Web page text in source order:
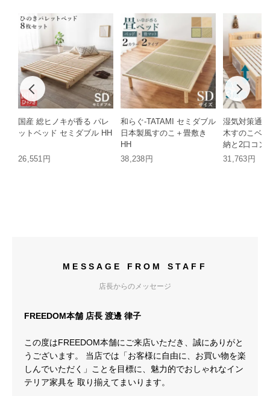
国産 総ヒノキが香る パレ
ットベッド セミダブル HH
26,551円
和らぐ-TATAMI セミダブル
日本製風すのこ＋畳敷き
HH
38,238円
湿気対策通
木すのこベ
納と2口コン
ザイン セミ
31,763円
MESSAGE FROM STAFF
店長からのメッセージ
FREEDOM本舗 店長 渡邊 律子
この度はFREEDOM本舗にご来店いただき、誠にありがと
うございます。 当店では「お客様に自由に、お買い物を楽
しんでいただく」ことを目標に、魅力的でおしゃれなイン
テリア家具を 取り揃えてまいります。